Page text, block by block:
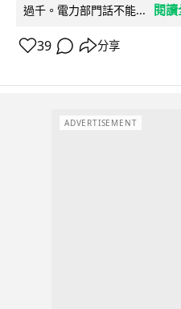
過千。電力部門話不能...
閱
39 分享
ADVERTISEMENT